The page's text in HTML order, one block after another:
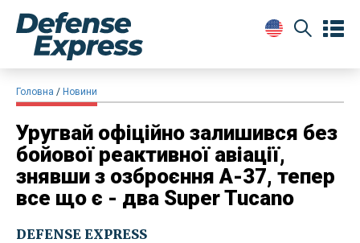
Головна Новини
Уругвай офіційно залишився без
бойової реактивної авіації,
знявши з озброєння A-37, тепер
все що є - два Super Tucano
DEFENSE EXPRESS